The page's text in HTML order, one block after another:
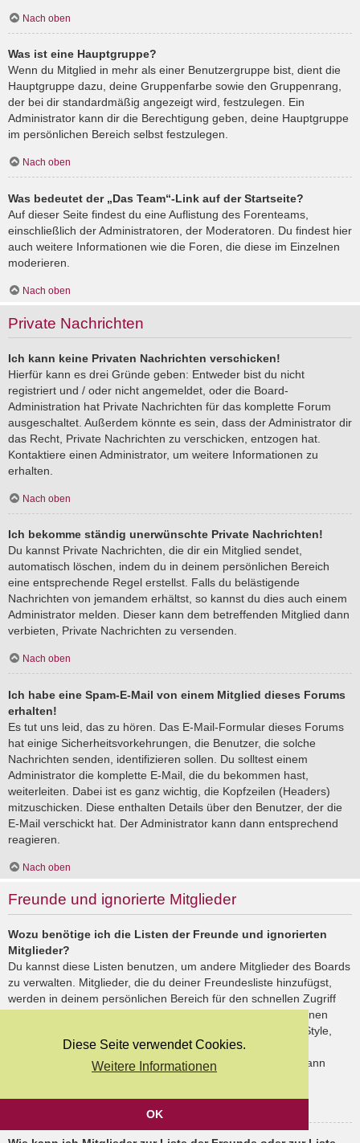
Diese Seite verwendet Cookies.
Weitere Informationen
OK
Nach oben
Was ist eine Hauptgruppe?
Wenn du Mitglied in mehr als einer Benutzergruppe bist, dient die
Hauptgruppe dazu, deine Gruppenfarbe sowie den Gruppenrang,
der bei dir standardmäßig angezeigt wird, festzulegen. Ein
Administrator kann dir die Berechtigung geben, deine Hauptgruppe
im persönlichen Bereich selbst festzulegen.
Nach oben
Was bedeutet der „Das Team“-Link auf der Startseite?
Auf dieser Seite findest du eine Auflistung des Forenteams,
einschließlich der Administratoren, der Moderatoren. Du findest hier
auch weitere Informationen wie die Foren, die diese im Einzelnen
moderieren.
Nach oben
Private Nachrichten
Ich kann keine Privaten Nachrichten verschicken!
Hierfür kann es drei Gründe geben: Entweder bist du nicht
registriert und / oder nicht angemeldet, oder die Board-
Administration hat Private Nachrichten für das komplette Forum
ausgeschaltet. Außerdem könnte es sein, dass der Administrator dir
das Recht, Private Nachrichten zu verschicken, entzogen hat.
Kontaktiere einen Administrator, um weitere Informationen zu
erhalten.
Nach oben
Ich bekomme ständig unerwünschte Private Nachrichten!
Du kannst Private Nachrichten, die dir ein Mitglied sendet,
automatisch löschen, indem du in deinem persönlichen Bereich
eine entsprechende Regel erstellst. Falls du belästigende
Nachrichten von jemandem erhältst, so kannst du dies auch einem
Administrator melden. Dieser kann dem betreffenden Mitglied dann
verbieten, Private Nachrichten zu versenden.
Nach oben
Ich habe eine Spam-E-Mail von einem Mitglied dieses Forums
erhalten!
Es tut uns leid, das zu hören. Das E-Mail-Formular dieses Forums
hat einige Sicherheitsvorkehrungen, die Benutzer, die solche
Nachrichten senden, identifizieren sollen. Du solltest einem
Administrator die komplette E-Mail, die du bekommen hast,
weiterleiten. Dabei ist es ganz wichtig, die Kopfzeilen (Headers)
mitzuschicken. Diese enthalten Details über den Benutzer, der die
E-Mail verschickt hat. Der Administrator kann dann entsprechend
reagieren.
Nach oben
Freunde und ignorierte Mitglieder
Wozu benötige ich die Listen der Freunde und ignorierten
Mitglieder?
Du kannst diese Listen benutzen, um andere Mitglieder des Boards
zu verwalten. Mitglieder, die du deiner Freundesliste hinzufügst,
werden in deinem persönlichen Bereich für den schnellen Zugriff
aufgelistet. Du siehst dort deren Onlinestatus und kannst ihnen
schnell eine Private Nachricht senden. Abhängig von dem Style,
den du verwendest, können Beiträge deiner Freunde auch
hervorgehoben sein. Wenn du einen Benutzer ignorierst, dann